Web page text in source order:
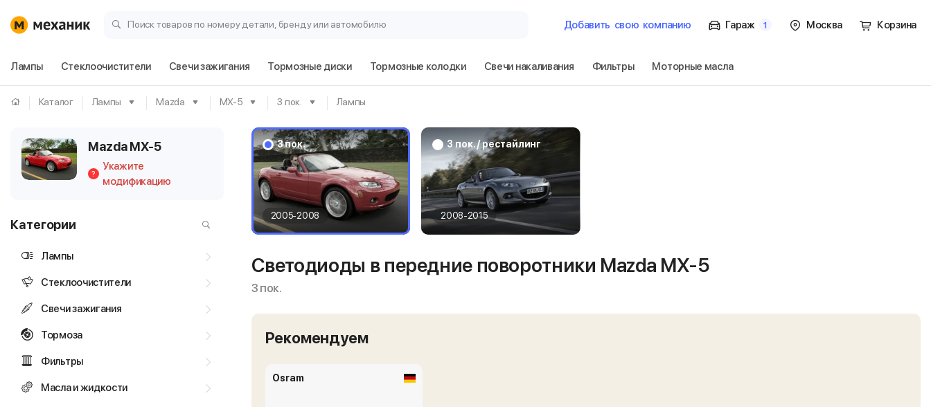
Поиск товаров по номеру детали, бренду или автомобилю Добавить свою компанию Гараж 1
Гараж
Сбросить
Москва Корзина
Лампы Стеклоочистители Свечи зажигания Тормозные диски Тормозные колодки Свечи накаливания Фильтры Моторные масла
Каталог Лампы Mazda MX-5 3 пок. Лампы
Mazda MX-5
?
Укажите
модификацию
Категории
Лампы
Стеклоочистители
Свечи зажигания
Тормоза
Фильтры
Масла и жидкости
3 пок.
2005-2008
3 пок. / рестайлинг
2008-2015
Светодиоды в передние поворотники Mazda MX-5
3 пок.
Рекомендуем
Osram